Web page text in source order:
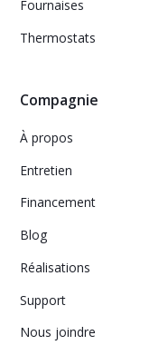
Fournaises
Thermostats
Compagnie
À propos
Entretien
Financement
Blog
Réalisations
Support
Nous joindre